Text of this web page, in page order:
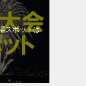
スポットは